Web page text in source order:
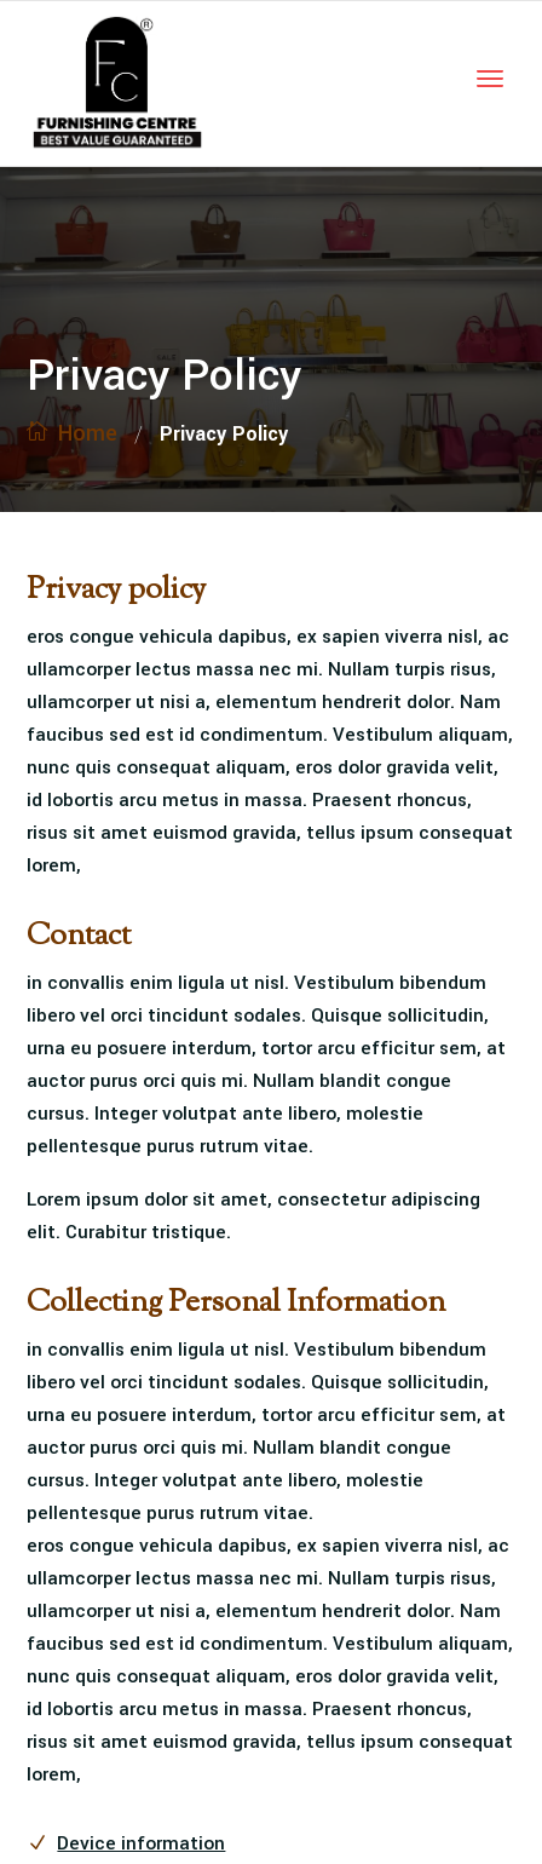
Privacy Policy
Home / Privacy Policy
Privacy policy
eros congue vehicula dapibus, ex sapien viverra nisl, ac
ullamcorper lectus massa nec mi. Nullam turpis risus,
ullamcorper ut nisi a, elementum hendrerit dolor. Nam
faucibus sed est id condimentum. Vestibulum aliquam,
nunc quis consequat aliquam, eros dolor gravida velit,
id lobortis arcu metus in massa. Praesent rhoncus,
risus sit amet euismod gravida, tellus ipsum consequat
lorem,
Contact
in convallis enim ligula ut nisl. Vestibulum bibendum
libero vel orci tincidunt sodales. Quisque sollicitudin,
urna eu posuere interdum, tortor arcu efficitur sem, at
auctor purus orci quis mi. Nullam blandit congue
cursus. Integer volutpat ante libero, molestie
pellentesque purus rutrum vitae.
Lorem ipsum dolor sit amet, consectetur adipiscing
elit. Curabitur tristique.
Collecting Personal Information
in convallis enim ligula ut nisl. Vestibulum bibendum
libero vel orci tincidunt sodales. Quisque sollicitudin,
urna eu posuere interdum, tortor arcu efficitur sem, at
auctor purus orci quis mi. Nullam blandit congue
cursus. Integer volutpat ante libero, molestie
pellentesque purus rutrum vitae.
eros congue vehicula dapibus, ex sapien viverra nisl, ac
ullamcorper lectus massa nec mi. Nullam turpis risus,
ullamcorper ut nisi a, elementum hendrerit dolor. Nam
faucibus sed est id condimentum. Vestibulum aliquam,
nunc quis consequat aliquam, eros dolor gravida velit,
id lobortis arcu metus in massa. Praesent rhoncus,
risus sit amet euismod gravida, tellus ipsum consequat
lorem,
Device information